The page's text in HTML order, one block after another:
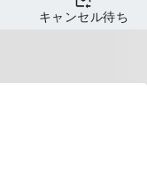
キャンセル待ち